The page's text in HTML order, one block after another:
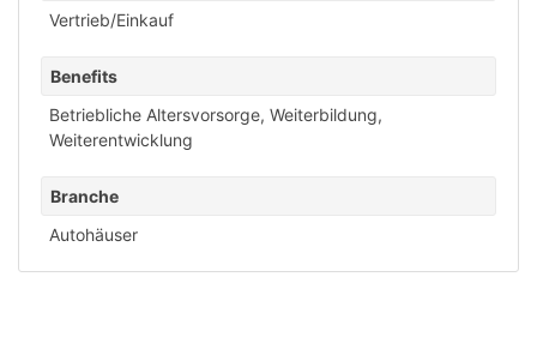
Vertrieb/Einkauf
Benefits
Betriebliche Altersvorsorge, Weiterbildung,
Weiterentwicklung
Branche
Autohäuser